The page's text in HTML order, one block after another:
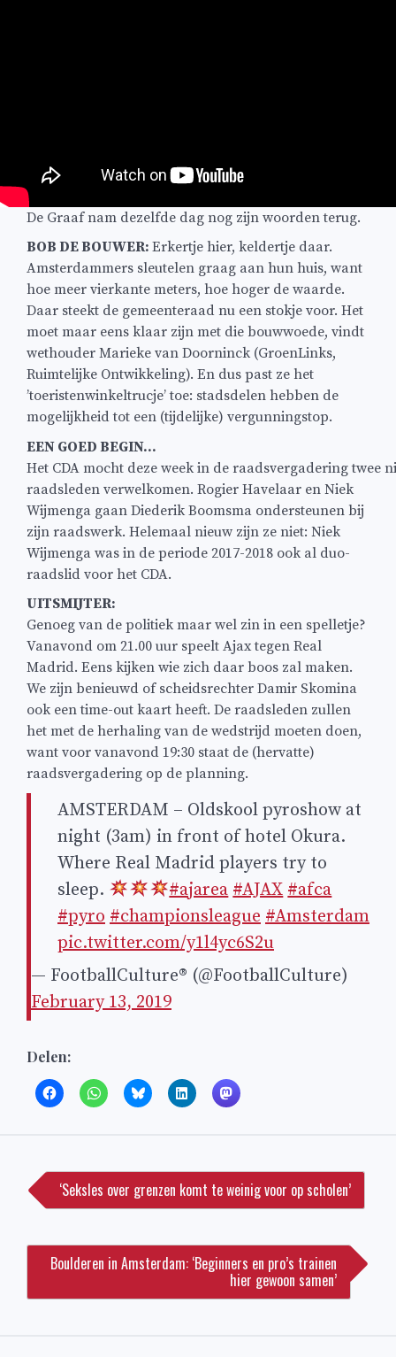
De Graaf nam dezelfde dag nog zijn woorden terug.
BOB DE BOUWER: Erkertje hier, keldertje daar.
Amsterdammers sleutelen graag aan hun huis, want
hoe meer vierkante meters, hoe hoger de waarde.
Daar steekt de gemeenteraad nu een stokje voor. Het
moet maar eens klaar zijn met die bouwwoede, vindt
wethouder Marieke van Doorninck (GroenLinks,
Ruimtelijke Ontwikkeling). En dus past ze het
’toeristenwinkeltrucje’ toe: stadsdelen hebben de
mogelijkheid tot een (tijdelijke) vergunningstop.
EEN GOED BEGIN…
Het CDA mocht deze week in de raadsvergadering twee
raadsleden verwelkomen. Rogier Havelaar en Niek
Wijmenga gaan Diederik Boomsma ondersteunen bij
zijn raadswerk. Helemaal nieuw zijn ze niet: Niek
Wijmenga was in de periode 2017-2018 ook al duo-
raadslid voor het CDA.
UITSMIJTER:
Genoeg van de politiek maar wel zin in een spelletje?
Vanavond om 21.00 uur speelt Ajax tegen Real
Madrid. Eens kijken wie zich daar boos zal maken.
We zijn benieuwd of scheidsrechter Damir Skomina
ook een time-out kaart heeft. De raadsleden zullen
het met de herhaling van de wedstrijd moeten doen,
want voor vanavond 19:30 staat de (hervatte)
raadsvergadering op de planning.
AMSTERDAM – Oldskool pyroshow at
night (3am) in front of hotel Okura.
Where Real Madrid players try to
sleep.
#ajarea #AJAX #afca
#pyro #championsleague #Amsterdam
pic.twitter.com/y1l4yc6S2u
— FootballCulture®️ (@FootballCulture)
February 13, 2019
Delen:
navigatie
‘Seksles over grenzen komt te weinig voor op scholen’
Boulderen in Amsterdam: ‘Beginners en pro’s trainen
hier gewoon samen’